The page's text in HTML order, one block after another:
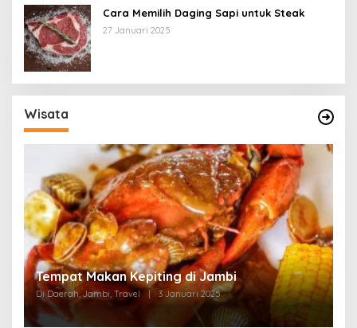
Cara Memilih Daging Sapi untuk Steak
27 Januari 2025
Wisata
Tempat Makan di Thehok Jambi
Di Daerah, Jambi, Travel 3 Januari 2025